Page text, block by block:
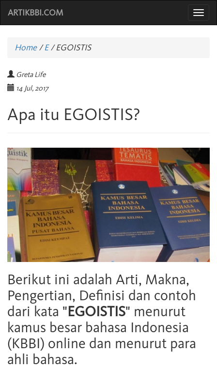
ARTIKBBI.COM
Home/E /EGOISTIS
Greta Life
14 Jul, 2017
Apa itu EGOISTIS?
Berikut ini adalah Arti, Makna,
Pengertian, Definisi dan contoh
dari kata "EGOISTIS" menurut
kamus besar bahasa Indonesia
(KBBI) online dan menurut para
ahli bahasa.